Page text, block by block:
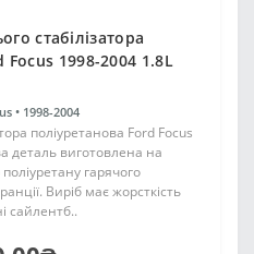
стабілізатора
Focus 1998-2004 1.8L
• 1998-2004
поліуретанова Ford Focus
деталь виготовлена на
гарячого
Виріб має жорсткість
сайлентб..